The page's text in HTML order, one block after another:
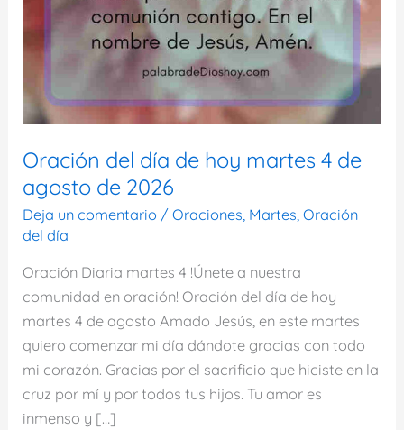
Oración del día de hoy martes 4 de
agosto de 2026
Deja un comentario /Oraciones Martes ,Oración
del día
Oración Diaria martes 4 !Únete a nuestra
comunidad en oración! Oración del día de hoy
martes 4 de agosto Amado Jesús, en este martes
quiero comenzar mi día dándote gracias con todo
mi corazón. Gracias por el sacrificio que hiciste en la
cruz por mí y por todos tus hijos. Tu amor es
inmenso y […]